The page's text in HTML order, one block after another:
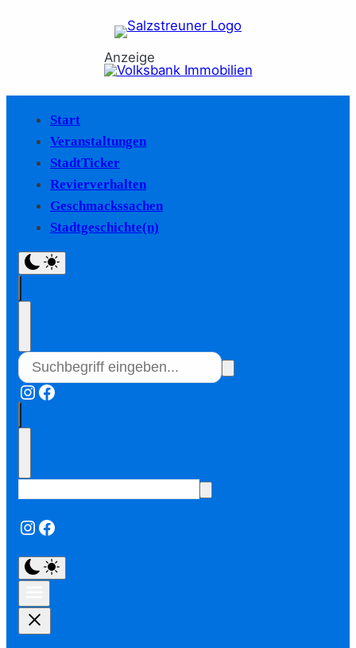
Anzeige
Start
Veranstaltungen
StadtTicker
Revierverhalten
Geschmackssachen
Stadtgeschichte(n)
Instagram
Facebook
Instagram
Facebook